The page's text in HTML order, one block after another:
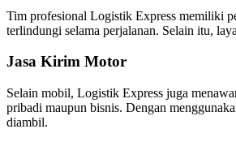
Tim profesional Logistik Express memiliki
terlindungi selama perjalanan. Selain itu,
Jasa Kirim Motor
Selain mobil, Logistik Express juga
pribadi maupun bisnis. Dengan
diambil.